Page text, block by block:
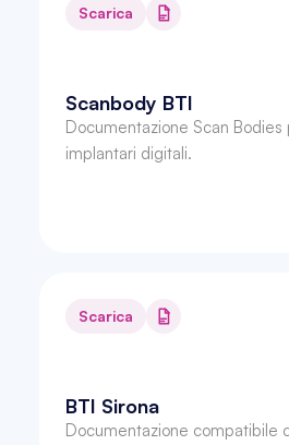
Scarica
Scanbody BTI
Documentazione Scan Bodies
implantari digitali.
Scarica
BTI Sirona
Documentazione compatibile